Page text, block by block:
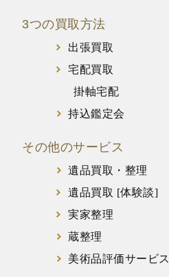
3つの買取方法
出張買取
宅配買取
掛軸宅配
持込鑑定会
その他のサービス
遺品買取・整理
遺品買取 [体験談]
実家整理
蔵整理
美術品評価サービス